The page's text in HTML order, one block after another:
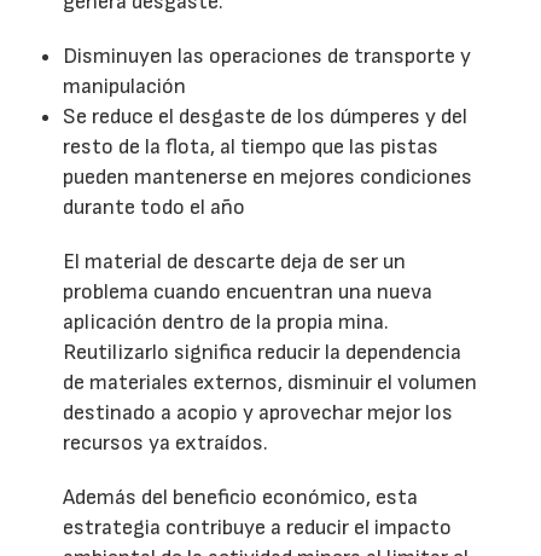
Disminuyen las operaciones de transporte y
manipulación
Se reduce el desgaste de los dúmperes y del
resto de la flota, al tiempo que las pistas
pueden mantenerse en mejores condiciones
durante todo el año
El material de descarte deja de ser un
problema cuando encuentran una nueva
aplicación dentro de la propia mina.
Reutilizarlo significa reducir la dependencia
de materiales externos, disminuir el volumen
destinado a acopio y aprovechar mejor los
recursos ya extraídos.
Además del beneficio económico, esta
estrategia contribuye a reducir el impacto